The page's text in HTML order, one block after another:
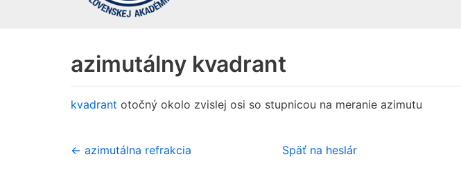
azimutálny kvadrant
kvadrant otočný okolo zvislej osi so stupnicou na meranie azimutu
← azimutálna refrakcia Späť na heslár